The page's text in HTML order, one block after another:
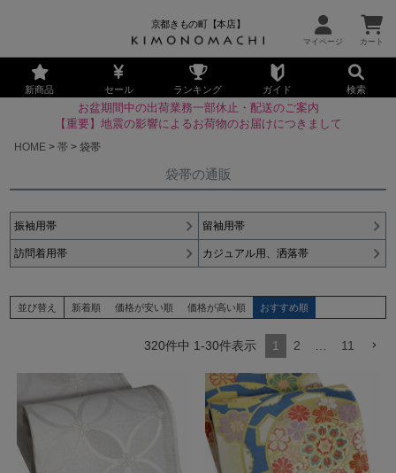
京都きもの町【本店】
新商品 セール ランキング ガイド 検索
お盆期間中の出荷業務一部休止・配送のご案内
【重要】地震の影響によるお荷物のお届けにつきまして
HOME
帯 袋帯
袋帯の通販
振袖用帯 留袖用帯
訪問着用帯 カジュアル用、洒落帯
並び替え 新着順 価格が安い順 価格が高い順 おすすめ順
320件中 1-30件表示 1 2 11